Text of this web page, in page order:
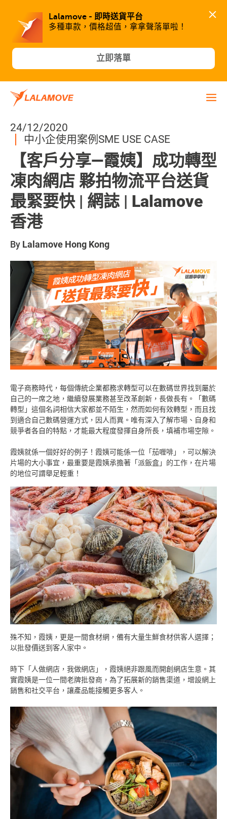
Lalamove - 即時送貨平台
多種車款，價格超值，拿拿聲落單啦！
立即落單
24/12/2020
中小企使用案例SME USE CASE
【客戶分享—霞姨】成功轉型
凍肉網店 夥拍物流平台送貨
最緊要快 | 網誌 | Lalamove
香港
By Lalamove Hong Kong
電子商務時代，每個傳統企業都務求轉型可以在數碼世界找到屬於
自己的一席之地，繼續發展業務甚至改革創新，長做長有。「數碼
轉型」這個名詞相信大家都並不陌生，然而如何有效轉型，而且找
到適合自己數碼營運方式，因人而異。唯有深入了解市場、自身和
競爭者各自的特點，才能最大程度發揮自身所長，填補市場空隙。
霞姨就係一個好好的例子！霞姨可能係一位「茄喱啡」，可以解決
片場的大小事宜，最重要是霞姨承擔著「派飯盒」的工作，在片場
的地位可謂舉足輕重！
殊不知， 霞姨 ，更是一間食材網，備有大量生鮮食材供客人選擇；
以批發價送到客人家中。
時下「人做網店，我做網店」，霞姨絕非跟風而開創網店生意。其
實霞姨是一位一間老牌批發商，為了拓展新的銷售渠道，增設網上
銷售和社交平台，讓產品能接觸更多客人。